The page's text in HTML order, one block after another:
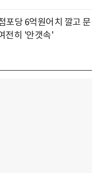
포당 6억원어치 깔고 문
전히 '안갯속'